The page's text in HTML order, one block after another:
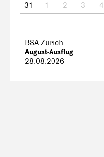
31
1 2 3 4
BSA Zürich
August-Ausflug
28.08.2026